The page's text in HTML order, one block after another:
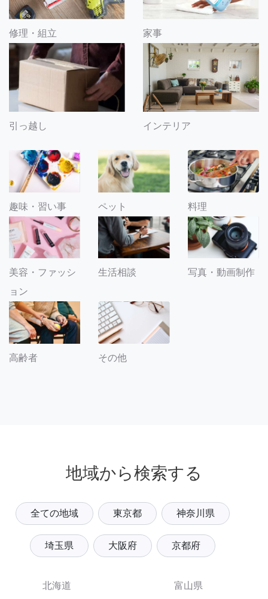
修理・組立 家事
引っ越し インテリア
趣味・習い事 ペット 料理
美容・ファッシ
ョン
生活相談 写真・動画制作
高齢者 その他
地域から検索する
全ての地域 東京都 神奈川県
埼玉県 大阪府 京都府
北海道
富山県